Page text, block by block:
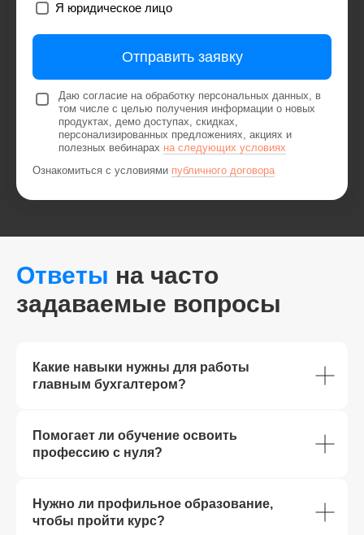
Я юридическое лицо
Отправить заявку
Даю согласие на обработку персональных данных, в
том числе с целью получения информации о новых
продуктах, демо доступах, скидках,
персонализированных предложениях, акциях и
полезных вебинарах на следующих условиях
Ознакомиться с условиями публичного договора
Ответы на часто
задаваемые вопросы
Какие навыки нужны для работы
главным бухгалтером?
Помогает ли обучение освоить
профессию с нуля?
Нужно ли профильное образование,
чтобы пройти курс?